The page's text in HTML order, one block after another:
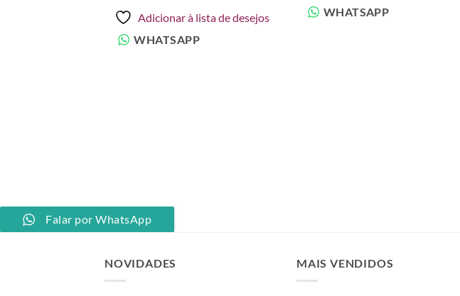
através
Adicionar à lista de desejos
WHATSAPP
WHATSAPP
Falar por WhatsApp
NOVIDADES MAIS VENDIDOS